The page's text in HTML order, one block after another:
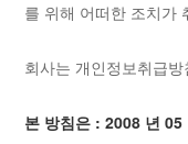
를 위해 어떠한 조치가
회사는 개인정보취급
본 방침은 : 2008 년